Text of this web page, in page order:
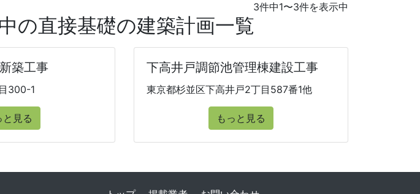
3件中1〜3件を表示中
の直接基礎の建築計画一覧
築工事
300-1
と見る
下高井戸調節池管理棟建設工事
東京都杉並区下高井戸2丁目587番1他
もっと見る